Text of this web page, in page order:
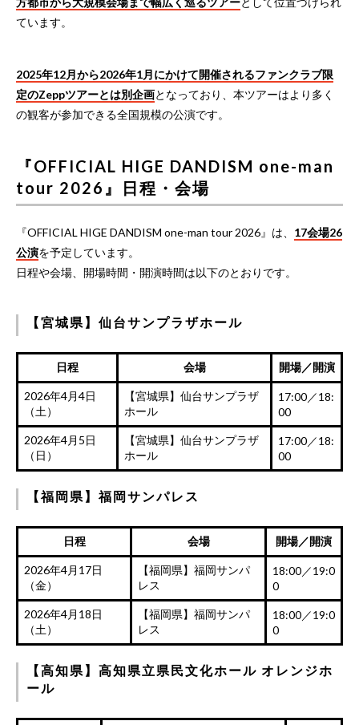
ています。
2025年12月から2026年1月にかけて開催されるファンクラブ限
定のZeppツアーとは別企画となっており、本ツアーはより多く
の観客が参加できる全国規模の公演です。
『OFFICIAL HIGE DANDISM one-man
tour 2026』日程・会場
『OFFICIAL HIGE DANDISM one-man tour 2026』は、 17会場26
公演を予定しています。
日程や会場、開場時間・開演時間は以下のとおりです。
【宮城県】仙台サンプラザホール
日程 会場 開場／開演
2026年4月4日
（土）
【宮城県】仙台サンプラザ
ホール
17:00／18:
00
2026年4月5日
（日）
【宮城県】仙台サンプラザ
ホール
17:00／18:
00
【福岡県】福岡サンパレス
日程 会場 開場／開演
2026年4月17日
（金）
【福岡県】福岡サンパ
レス
18:00／19:0
0
2026年4月18日
（土）
【福岡県】福岡サンパ
レス
18:00／19:0
0
【高知県】高知県立県民文化ホール オレンジホ
ール